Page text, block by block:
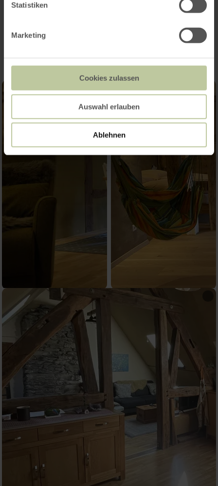
Statistiken
Marketing
Cookies zulassen
Auswahl erlauben
Ablehnen
Impressies